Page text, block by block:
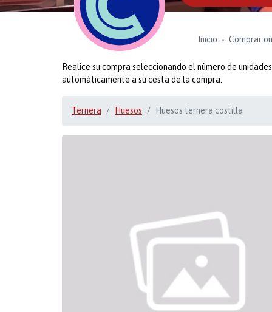
Inicio Comprar
Realice su compra seleccionando el número de
automáticamente a su cesta de la compra.
Ternera Huesos Huesos ternera costilla